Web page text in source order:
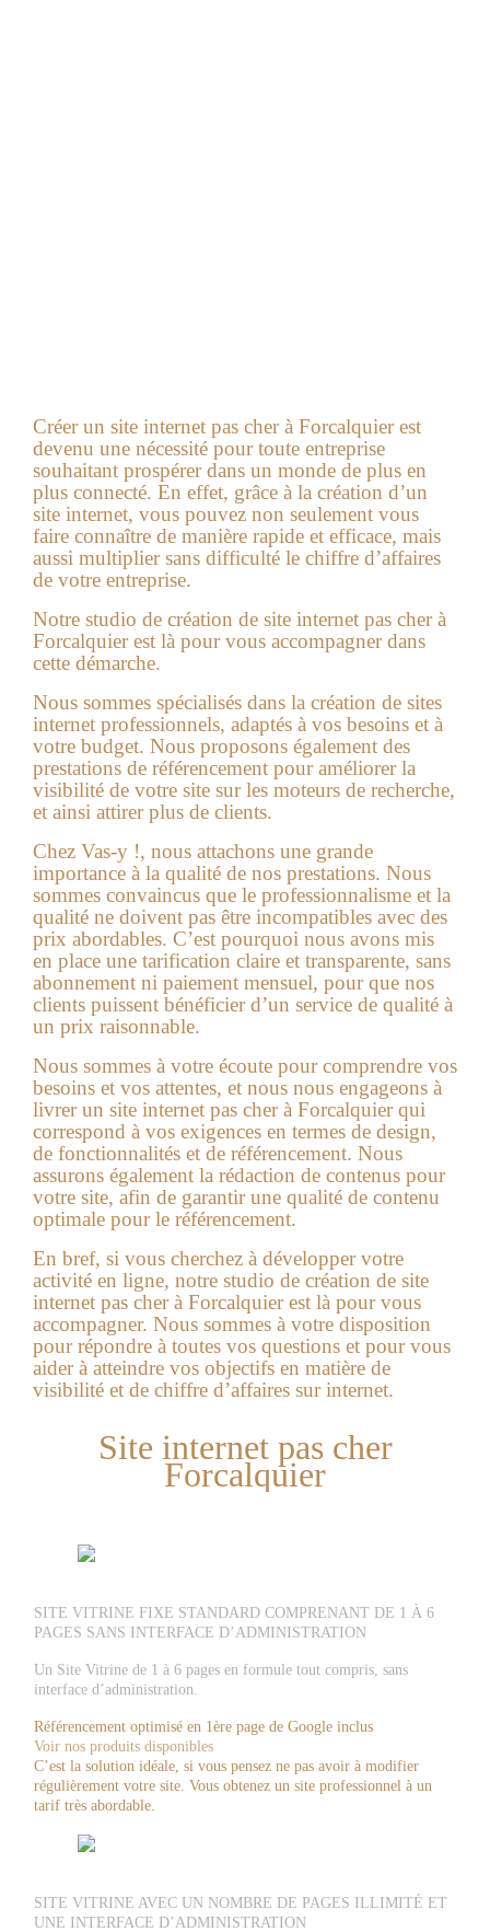
Créer un site internet pas cher à Forcalquierest
devenu une nécessité pour toute entreprise
souhaitant prospérer dans un monde de plus en
plus connecté. En effet, grâce à la création d’un
site internet, vous pouvez non seulement vous
faire connaître de manière rapide et efficace, mais
aussi multiplier sans difficulté le chiffre d’affaires
de votre entreprise.
Notre studio de création de site internet pas cher à
Forcalquierest là pour vous accompagner dans
cette démarche.
Nous sommes spécialisés dans la création de sites
internet professionnels, adaptés à vos besoins et à
votre budget. Nous proposons également des
prestations de référencement pour améliorer la
visibilité de votre site sur les moteurs de recherche,
et ainsi attirer plus de clients.
Chez Vas-y !, nous attachons une grande
importance à la qualité de nos prestations. Nous
sommes convaincus que le professionnalisme et la
qualité ne doivent pas être incompatibles avec des
prix abordables. C’est pourquoi nous avons mis
en place une tarification claire et transparente, sans
abonnement ni paiement mensuel, pour que nos
clients puissent bénéficier d’un service de qualité à
un prix raisonnable.
Nous sommes à votre écoute pour comprendre vos
besoins et vos attentes, et nous nous engageons à
livrer un site internet pas cher à Forcalquier qui
correspond à vos exigences en termes de design,
de fonctionnalités et de référencement. Nous
assurons également la rédaction de contenus pour
votre site, afin de garantir une qualité de contenu
optimale pour le référencement.
En bref, si vous cherchez à développer votre
activité en ligne, notre studio de création de site
internet pas cher à Forcalquierest là pour vous
accompagner. Nous sommes à votre disposition
pour répondre à toutes vos questions et pour vous
aider à atteindre vos objectifs en matière de
visibilité et de chiffre d’affaires sur internet.
Site internet pas cher
Forcalquier
SITE VITRINE FIXE STANDARD COMPRENANT DE 1 À 6
PAGES SANS INTERFACE D’ADMINISTRATION
Un Site Vitrine de 1 à 6 pages en formule tout compris, sans
interface d’administration.
Référencement optimisé en 1ère page de Google inclus
Voir nos produits disponibles
C’est la solution idéale, si vous pensez ne pas avoir à modifier
régulièrement votre site. Vous obtenez un site professionnel à un
tarif très abordable.
SITE VITRINE AVEC UN NOMBRE DE PAGES ILLIMITÉ ET
UNE INTERFACE D’ADMINISTRATION